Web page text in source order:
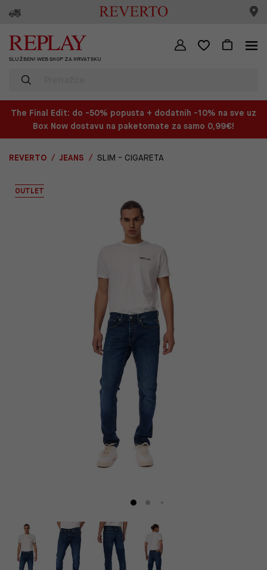
SLUŽBENI WEB SHOP ZA HRVATSKU
The Final Edit: do -50% popusta + dodatnih -10% na sve uz
Box Now dostavu na paketomate za samo 0,99€!
REVERTO JEANS SLIM - CIGARETA
OUTLET